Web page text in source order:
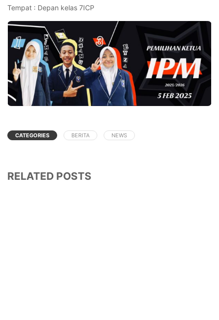
Tempat : Depan kelas 7ICP
CATEGORIES BERITA NEWS
RELATED POSTS